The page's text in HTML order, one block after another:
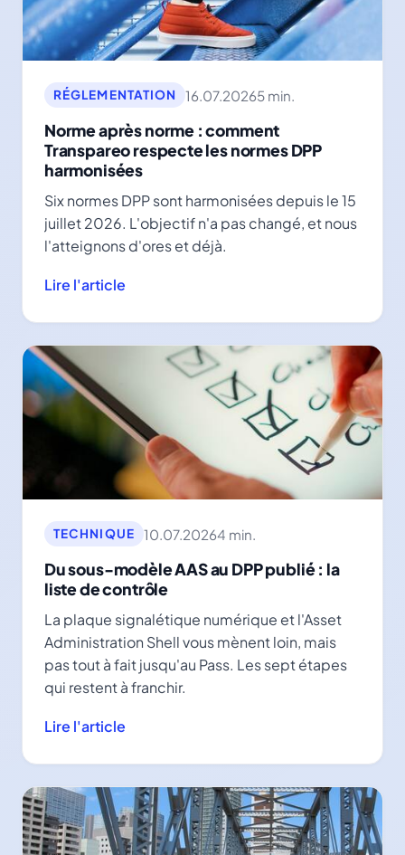
RÉGLEMENTATION 16.07.20265 min.
Norme après norme : comment
Transpareo respecte les normes DPP
harmonisées
Six normes DPP sont harmonisées depuis le 15
juillet 2026. L'objectif n'a pas changé, et nous
l'atteignons d'ores et déjà.
Lire l'article
TECHNIQUE 10.07.20264 min.
Du sous-modèle AAS au DPP publié : la
liste de contrôle
La plaque signalétique numérique et l'Asset
Administration Shell vous mènent loin, mais
pas tout à fait jusqu'au Pass. Les sept étapes
qui restent à franchir.
Lire l'article